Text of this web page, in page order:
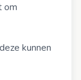
om
kunnen